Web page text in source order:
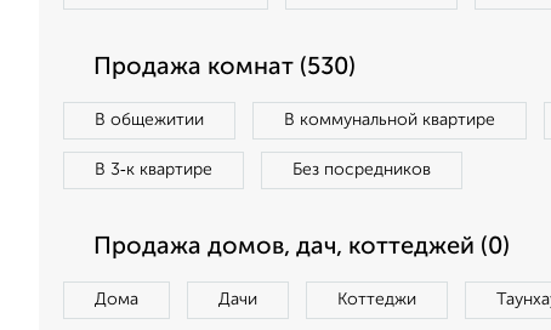
Продажа комнат (530)
В общежитии В коммунальной квартире
В 3‑к квартире Без посредников
Продажа домов, дач, коттеджей (0)
Дома Дачи Коттеджи